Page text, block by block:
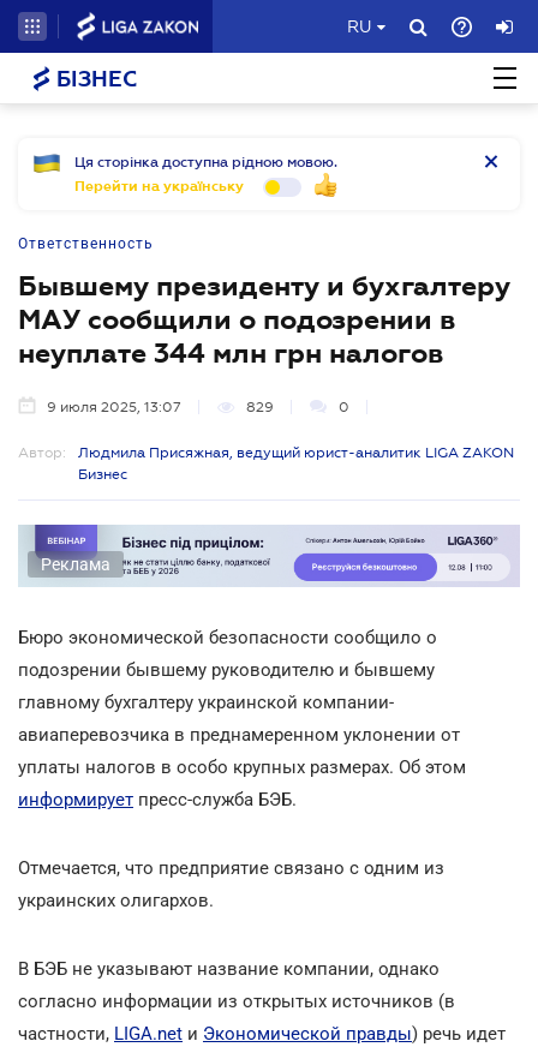
RU
БІЗНЕС
Ця сторінка доступна рідною мовою.
Перейти на українську
Ответственность
Бывшему президенту и бухгалтеру
МАУ сообщили о подозрении в
неуплате 344 млн грн налогов
9 июля 2025, 13:07 829 0
Автор:
Людмила Присяжная, ведущий юрист-аналитик LIGA ZAKON
Бизнес
Реклама
Бюро экономической безопасности сообщило о
подозрении бывшему руководителю и бывшему
главному бухгалтеру украинской компании-
авиаперевозчика в преднамеренном уклонении от
уплаты налогов в особо крупных размерах. Об этом
информирует пресс-служба БЭБ.
Отмечается, что предприятие связано с одним из
украинских олигархов.
В БЭБ не указывают название компании, однако
согласно информации из открытых источников (в
частности, LIGA.net и Экономической правды) речь идет